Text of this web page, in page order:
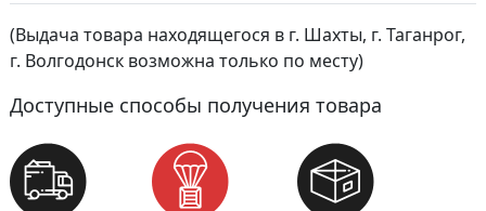
(Выдача товара находящегося в г. Шахты, г. Таганрог,
г. Волгодонск возможна только по месту)
Доступные способы получения товара